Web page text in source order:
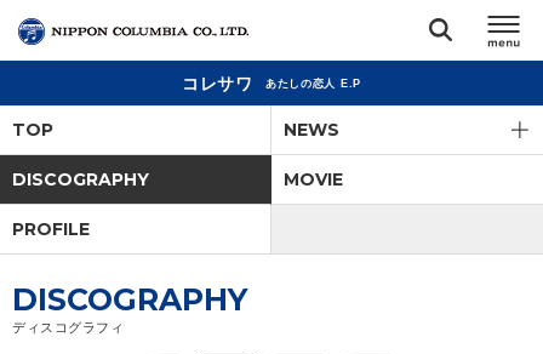
閉じる
アーティスト
ジャンル
コレサワ あたしの恋人 E.P
TOP NEWS
DISCOGRAPHY MOVIE
PROFILE
DISCOGRAPHY
ディスコグラフィ